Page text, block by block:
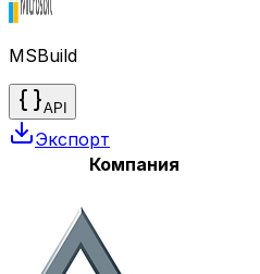
MSBuild
API
Экспорт
Компания